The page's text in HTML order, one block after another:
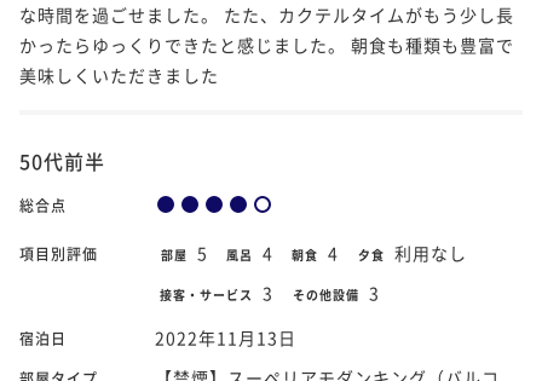
な時間を過ごせました。 たた、カクテルタイムがもう少し長
かったらゆっくりできたと感じました。 朝食も種類も豊富で
美味しくいただきました
50代前半
総合点
項目別評価 部屋 5 風呂 4 朝食 4 夕食 利用なし
接客・サービス 3 その他設備 3
宿泊日 2022年11月13日